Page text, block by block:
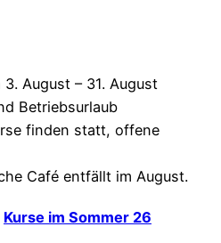
August – 31. August
Betriebsurlaub
finden statt, offene
Café entfällt im August.
Kurse im Sommer 26